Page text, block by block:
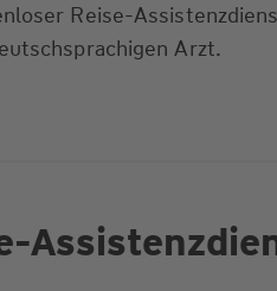
Reise-
Arzt.